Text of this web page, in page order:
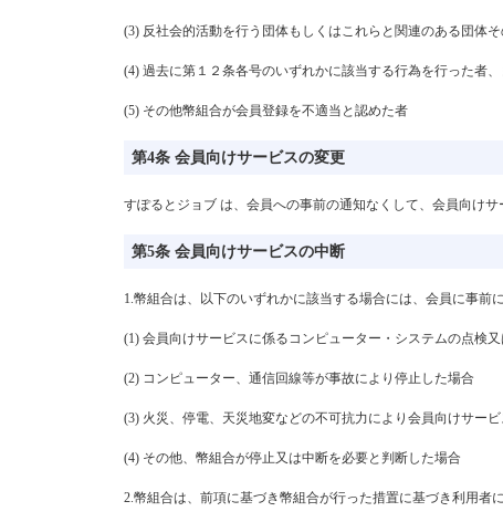
(3) 反社会的活動を行う団体もしくはこれらと関連のある団体
(4) 過去に第１２条各号のいずれかに該当する行為を行った者
(5) その他幣組合が会員登録を不適当と認めた者
第4条 会員向けサービスの変更
すぽるとジョブ は、会員への事前の通知なくして、会員向け
第5条 会員向けサービスの中断
1.幣組合は、以下のいずれかに該当する場合には、会員に事前
(1) 会員向けサービスに係るコンピューター・システムの点検
(2) コンピューター、通信回線等が事故により停止した場合
(3) 火災、停電、天災地変などの不可抗力により会員向けサー
(4) その他、幣組合が停止又は中断を必要と判断した場合
2.幣組合は、前項に基づき幣組合が行った措置に基づき利用者